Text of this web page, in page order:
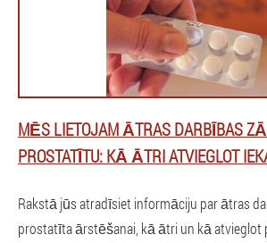
MĒS LIETOJAM ĀTRAS DARBĪBAS
PROSTATĪTU: KĀ ĀTRI ATVIEGLOT
Rakstā jūs atradīsiet informāciju par ātras
prostatīta ārstēšanai, kā ātri un kā atvieglot